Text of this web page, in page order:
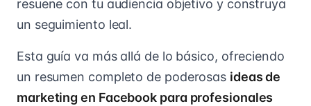
resuene con tu audiencia objetivo y construya
un seguimiento leal.
Esta guía va más allá de lo básico, ofreciendo
un resumen completo de poderosas ideas de
marketing en Facebook para profesionales